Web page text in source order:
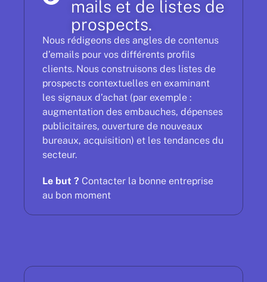
mails et de listes de
prospects.
Nous rédigeons des angles de contenus
d’emails pour vos différents profils
clients. Nous construisons des listes de
prospects contextuelles en examinant
les signaux d’achat (par exemple :
augmentation des embauches, dépenses
publicitaires, ouverture de nouveaux
bureaux, acquisition) et les tendances du
secteur.
Le but ? Contacter la bonne entreprise
au bon moment